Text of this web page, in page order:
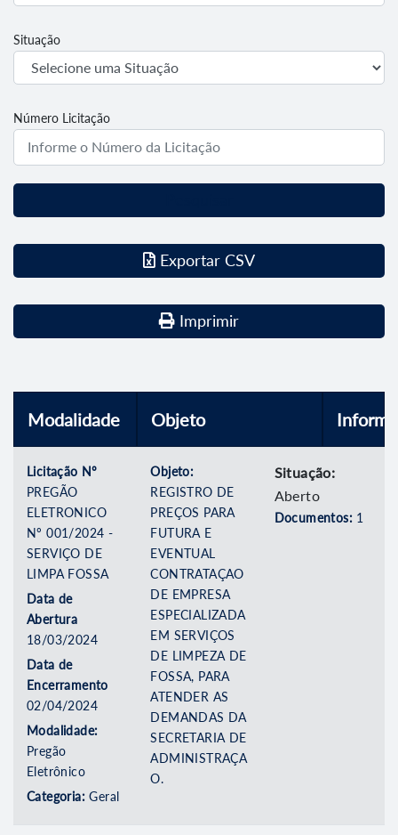
Situação
Número Licitação
Exportar CSV
Imprimir
Modalidade Objeto
Licitação Nº
PREGÃO
ELETRONICO
Nº 001/2024 -
SERVIÇO DE
LIMPA FOSSA
Data de
Abertura
18/03/2024
Data de
Encerramento
02/04/2024
Modalidade:
Pregão
Eletrônico
Categoria:Geral
Objeto:
REGISTRO DE
PREÇOS PARA
FUTURA E
EVENTUAL
CONTRATAÇAO
DE EMPRESA
ESPECIALIZADA
EM SERVIÇOS
DE LIMPEZA DE
FOSSA, PARA
ATENDER AS
DEMANDAS DA
SECRETARIA DE
ADMINISTRAÇA
O.
Situação:
Aberto
Documentos: 1